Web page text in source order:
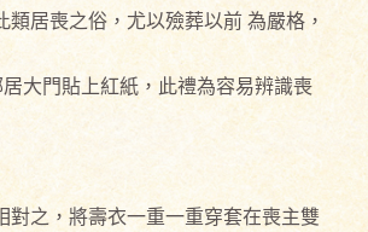
居喪之俗，尤以殮葬以前 為嚴格，
大門貼上紅紙，此禮為容易辨識喪
對之，將壽衣一重一重穿套在喪主雙